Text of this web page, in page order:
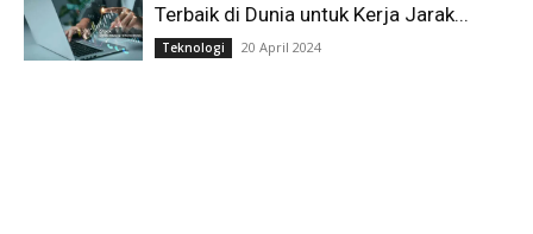
Terbaik di Dunia untuk Kerja Jarak...
Teknologi 20 April 2024